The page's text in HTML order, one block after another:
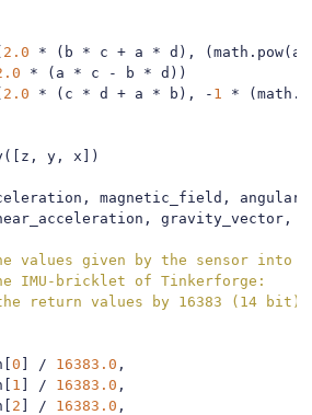
2.0 * ( b * c + a * d ), ( math . pow( a
* ( a * c - b * d ))
2.0 * ( c * d + a * b ), - 1 * ( math .
([ z , y , x ])
, magnetic_field ,
, gravity_vector ,
values given by the sensor into
IMU-bricklet of Tinkerforge:
return values by 16383 (14 bit).
0 / 16383.0 ,
1 / 16383.0 ,
2 / 16383.0 ,